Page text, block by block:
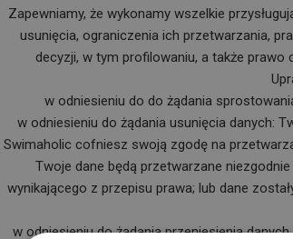
Zapewniamy, że wykonamy wszelkie
usunięcia, ograniczenia ich przetwarzania,
decyzji, w tym profilowaniu, a także
w odniesieniu do do żądania
w odniesieniu do żądania usunięcia danych:
Swimaholic cofniesz swoją zgodę na
Twoje dane będą przetwarzane
wynikającego z przepisu prawa; lub dane
w odniesieniu do żądania przeniesienia